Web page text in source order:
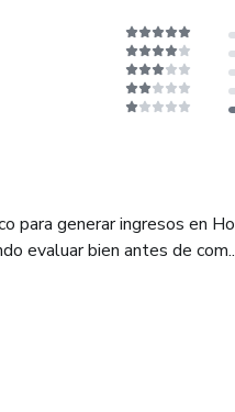
para generar ingresos en
evaluar bien antes de